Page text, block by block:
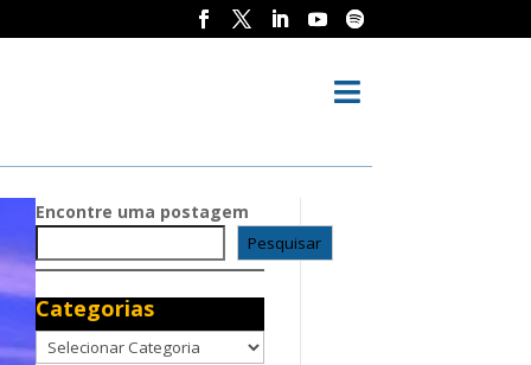

Encontre uma postagem
Pesquisar
Categorias
Categorias